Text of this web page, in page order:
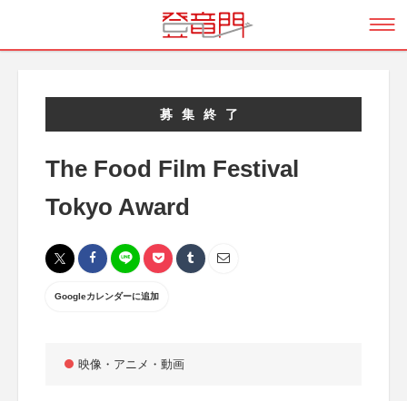
募集終了
The Food Film Festival
Tokyo Award
Googleカレンダーに追加
映像・アニメ・動画